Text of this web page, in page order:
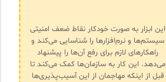
این ابزار به صورت خودکار نقاط ضعف امنیتی
سیستم‌ها و نرم‌افزارها را شناسایی می‌کند و
راهکارهای لازم برای رفع آن‌ها را پیشنهاد
می‌دهد. این کار به سازمان‌ها کمک می‌کند تا
قبل از اینکه مهاجمان از این آسیب‌پذیری‌ها